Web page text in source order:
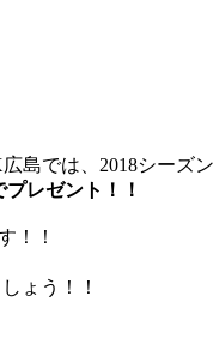
島では、2018シーズ
レゼント！！
！！
ょう！！